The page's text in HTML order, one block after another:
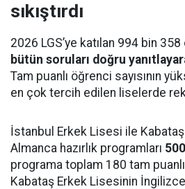
sıkıştırdı
2026 LGS’ye katılan 994 bin
bütün soruları doğru
Tam puanlı öğrenci sayısının
en çok tercih edilen liselerde
İstanbul Erkek Lisesi ile
Almanca hazırlık programları
programa toplam 180 tam
Kabataş Erkek Lisesinin